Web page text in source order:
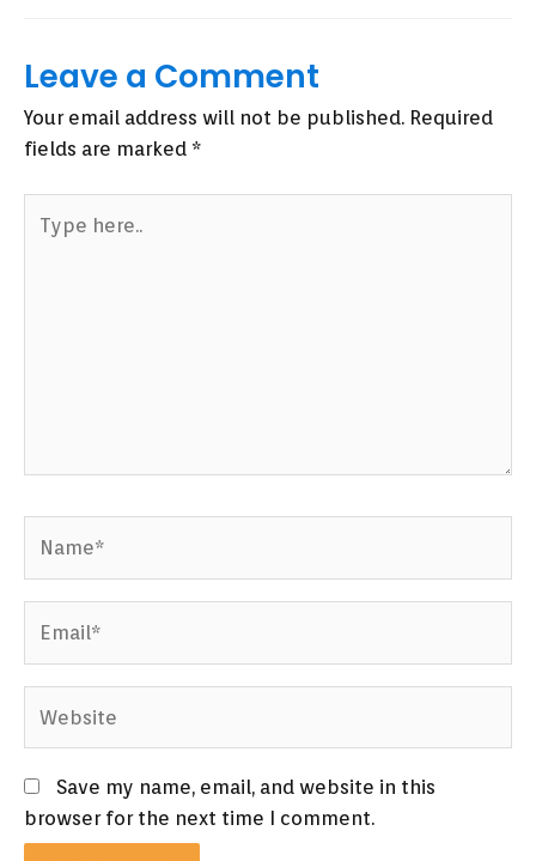
Leave a Comment
Your email address will not be published. Required
fields are marked *
here..
Save my name, email, and website in this
browser for the next time I comment.